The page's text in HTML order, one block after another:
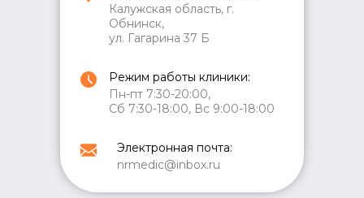
Калужская область, г.
Обнинск,
ул. Гагарина 37 Б
Режим работы клиники:
Пн-пт 7:30-20:00,
Сб 7:30-18:00, Вс 9:00-18:00
Электронная почта:
nrmedic@inbox.ru